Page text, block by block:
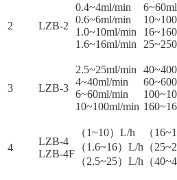
2 LZB-2
0.4~4ml/min
0.6~6ml/min
1.0~10ml/min
1.6~16ml/min
3 LZB-3
2.5~25ml/min
4~40ml/min
6~60ml/min
10~100ml/min
4
LZB-4
LZB-4F
（1~10）L/h
（1.6~16）L/h
（2.5~25）L/h
（
（
（